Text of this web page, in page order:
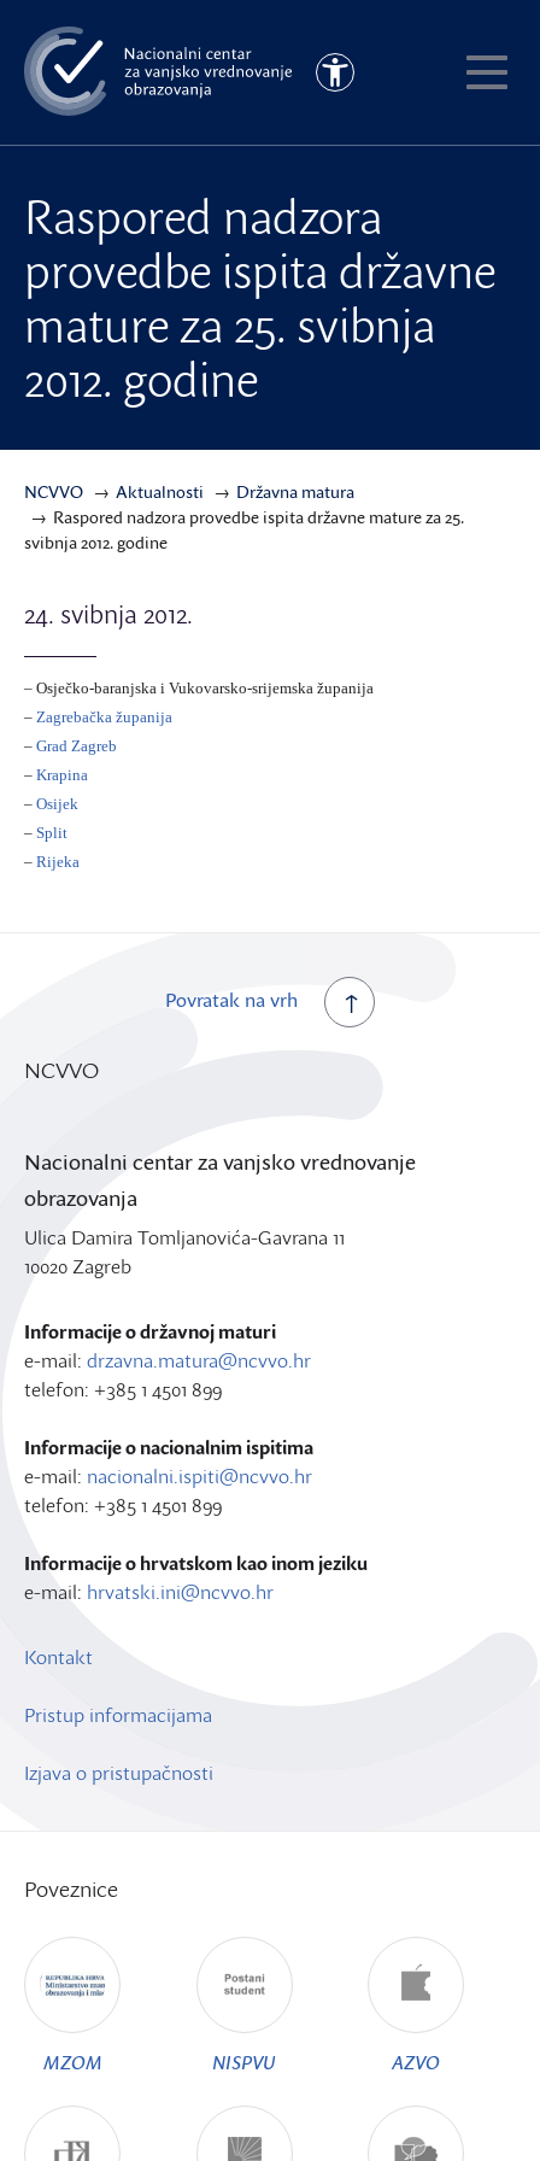
na
glavni
sadržaj
Pristupačnost
Raspored nadzora
provedbe ispita državne
mature za 25. svibnja
2012. godine
NCVVO Aktualnosti
Državna matura
Raspored nadzora provedbe ispita državne mature za 25.
svibnja 2012. godine
24. svibnja 2012.
– Osječko-baranjska i Vukovarsko-srijemska županija
– Zagrebačka županija
– Grad Zagreb
– Krapina
– Osijek
– Split
– Rijeka
Povratak na vrh
NCVVO
Nacionalni centar za vanjsko vrednovanje
obrazovanja
Ulica Damira Tomljanovića-Gavrana 11
10020 Zagreb
Informacije o državnoj maturi
e-mail: drzavna.matura@ncvvo.hr
telefon: +385 1 4501 899
Informacije o nacionalnim ispitima
e-mail: nacionalni.ispiti@ncvvo.hr
telefon: +385 1 4501 899
Informacije o hrvatskom kao inom jeziku
e-mail: hrvatski.ini@ncvvo.hr
Kontakt
Pristup informacijama
Izjava o pristupačnosti
Poveznice
MZOM NISPVU AZVO